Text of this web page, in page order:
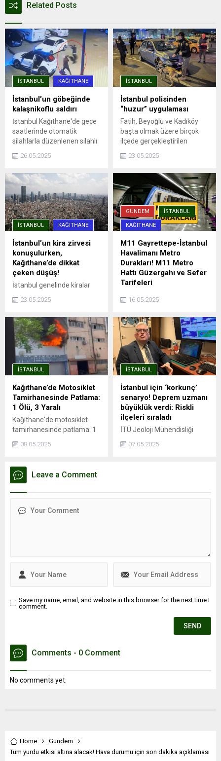
Related Posts
İSTANBUL KAĞITHANE
İstanbul’un göbeğinde
kalaşnikoflu saldırı
İstanbul Kağıthane'de gece
saatlerinde otomatik
silahlarla düzenlenen silahlı
Ümit Engin şans eseri yara
güvenlik kamerasına
yansıdı.
26.05.2025
İSTANBUL
İstanbul polisinden
“huzur” uygulaması
Fatih, Beyoğlu ve Kadıköy
başta olmak üzere birçok
ilçede gerçekleştirilen
müdürlükleri, Asayiş, Özel
Denetleme şube
müdürlüklerinden ekipler
katıldı. Uygulama
noktalarında durdurulan
araçlar detaylı ...
23.05.2025
İSTANBUL KAĞITHANE
İstanbul’un kira zirvesi
konuşulurken,
Kağıthane’de dikkat
çeken düşüş!
İstanbul genelinde kiralar
rekor seviyelere ulaşırken,
Sarıyer, Beşiktaş ve Kadıköy
90 bin TL’yi aşmış durumda.
Endeksa verilerine göre,
İstanbul’da kira fiyatları bir
önceki yıla göre %41,49
artarak ortalama 26.490
TL’ye yükseldi. Ancak bu
genel artış trendinin aksine,
Kağıthane kiralık ve satılık
konut değer artışında
İstanbul’un en...
23.05.2025
GÜNDEM İSTANBUL
KAĞITHANE
M11 Gayrettepe-İstanbul
Havalimanı Metro
Durakları! M11 Metro
Hattı Güzergahı ve Sefer
Tarifeleri
İstanbul'da şehrin dört bir
yanına hızlı ve güvenli
metro hatları, aynı zamanda
trafik sorununa da büyük
ölçüde çözüm oluyor.
Avrupa Yakası'nda önemli
aktarma istasyonları ile
entegrasyonu olan ve
İstanbul Havalimanı'na ...
16.05.2025
İSTANBUL
Kağıthane’de Motosiklet
Tamirhanesinde Patlama:
1 Ölü, 3 Yaralı
Kağıthane'de motosiklet
tamirhanesinde patlama: 1
esnasında depoda mahsur
kaybettiİSTANBUL - İstanbul
Kağıthane'de motosiklet
meydana geldiği iddia edildi.
08.05.2025
İSTANBUL
İstanbul için ‘korkunç’
senaryo! Deprem uzmanı
büyüklük verdi: Riskli
ilçeleri sıraladı
İTÜ Jeoloji Mühendisliği
Yaltırak, İstanbul’da
07.05.2025
Leave a Comment
Save my name, email, and website in this browser for the next time I
comment.
Comments - 0 Comment
No comments yet.
Home
Gündem
Tüm yurdu etkisi altına alacak! Hava durumu için son dakika açıklaması